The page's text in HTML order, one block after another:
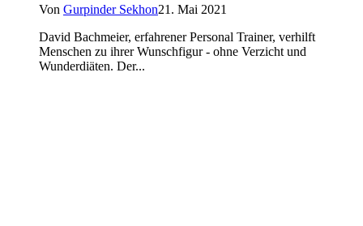
Von Gurpinder Sekhon21. Mai 2021
David Bachmeier, erfahrener Personal Trainer, verhilft
Menschen zu ihrer Wunschfigur - ohne Verzicht und
Wunderdiäten. Der...